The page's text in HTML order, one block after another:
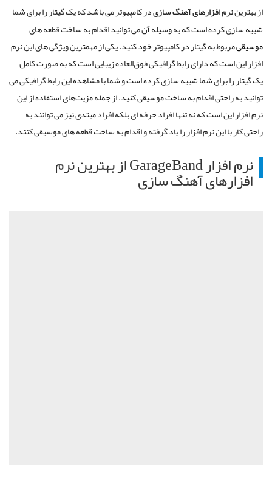
از بهتریننرم افزارهای آهنگ سازیدر کامپیوتر می باشد که یک گیتار را برای شما
شبیه سازی کرده است که به وسیله آن می توانید اقدام به ساخت قطعه های
موسیقیمربوط به گیتار در کامپیوتر خود کنید. یکی از مهمترین ویژگی های این نرم
افزار این است که دارای رابط گرافیکی فوق‌العاده زیبایی است که به صورت کامل
یک گیتار را برای شما شبیه سازی کرده است و شما با مشاهده این رابط گرافیکی می
‌توانید به راحتی اقدام به ساخت موسیقی کنید. از جمله مزیت‌های استفاده از این
نرم افزار این است که نه تنها افراد حرفه ای بلکه افراد مبتدی نیز می توانند به
راحتی کار با این نرم افزار را یاد گرفته و اقدام به ساخت قطعه های موسیقی کنند.
نرم افزار GarageBand از بهترین نرم
افزارهای آهنگ سازی